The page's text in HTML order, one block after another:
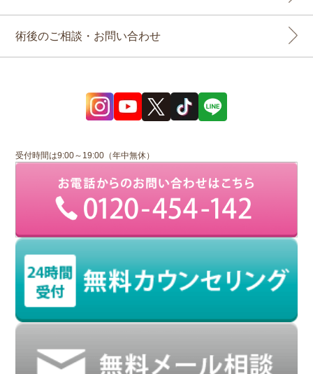
術後のご相談・お問い合わせ
受付時間は9:00～19:00（年中無休）